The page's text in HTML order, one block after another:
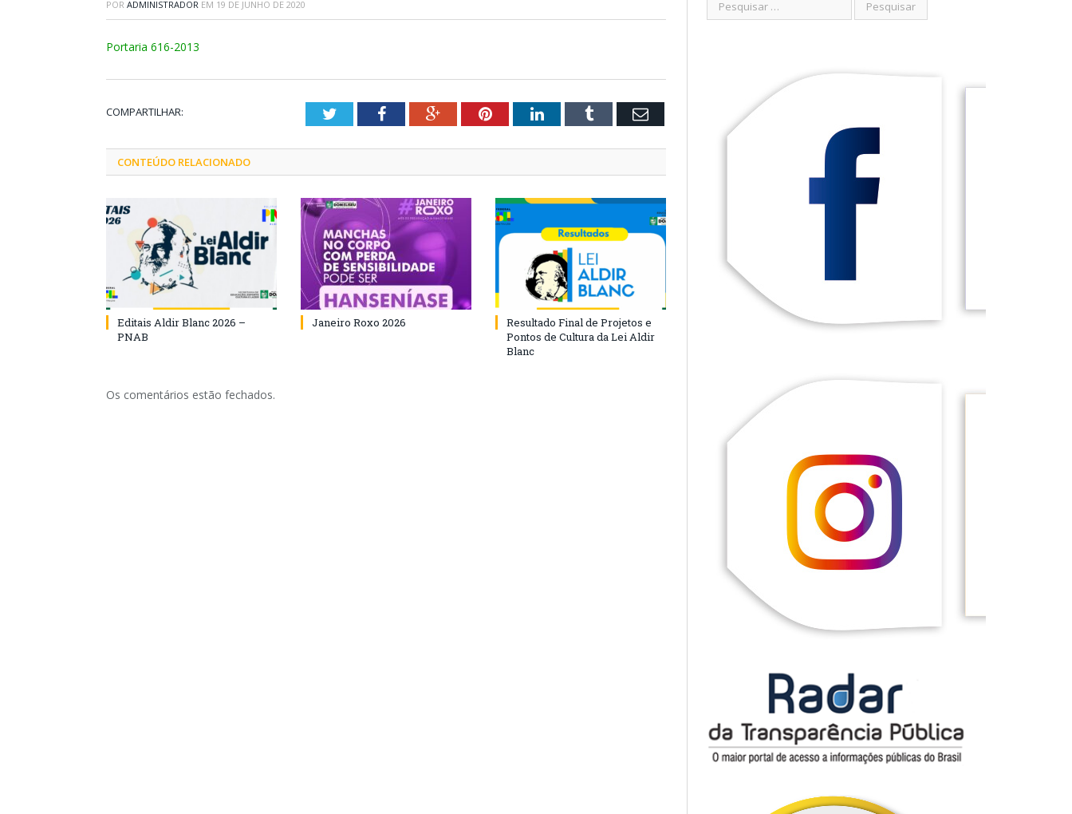
POR ADMINISTRADOR EM 19 DE JUNHO DE 2020
Portaria 616-2013
COMPARTILHAR: TwitterFacebookGoogle+PinterestLinkedInTumblr Email
CONTEÚDO RELACIONADO
Editais Aldir Blanc 2026 –
PNAB
Janeiro Roxo 2026
Resultado Final de Projetos e
Pontos de Cultura da Lei Aldir
Blanc
Os comentários estão fechados.